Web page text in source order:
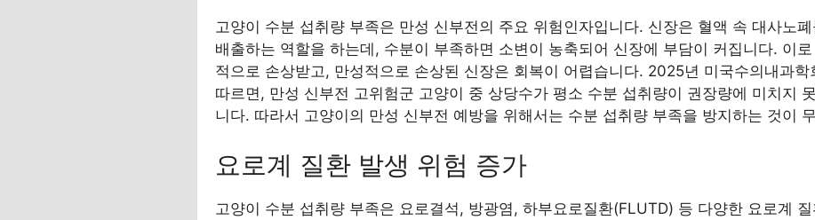
고양이 수분 섭취량 부족은 만성 신부전의 주요 위험인자입니다. 신장은 혈액 속 대사노
배출하는 역할을 하는데, 수분이 부족하면 소변이 농축되어 신장에 부담이 커집니다. 이
적으로 손상받고, 만성적으로 손상된 신장은 회복이 어렵습니다. 2025년 미국수의내과학
따르면, 만성 신부전 고위험군 고양이 중 상당수가 평소 수분 섭취량이 권장량에 미치지
니다. 따라서 고양이의 만성 신부전 예방을 위해서는 수분 섭취량 부족을 방지하는 것이
요로계 질환 발생 위험 증가
고양이 수분 섭취량 부족은 요로결석, 방광염, 하부요로질환(FLUTD) 등 다양한 요로계